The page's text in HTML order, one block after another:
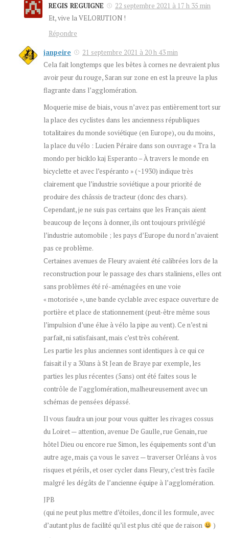
REGIS REGUIGNE
22 septembre 2021 à 17 h 35 min
Et, vive la VELORUTION !
Répondre
janpeire
21 septembre 2021 à 20 h 43 min
Cela fait longtemps que les bêtes à cornes ne devraient plus
avoir peur du rouge, Saran sur zone en est la preuve la plus
flagrante dans l’agglomération.
Moquerie mise de biais, vous n’avez pas entièrement tort sur
la place des cyclistes dans les ancienness républiques
totalitaires du monde soviétique (en Europe), ou du moins,
la place du vélo : Lucien Péraire dans son ouvrage « Tra la
mondo per biciklo kaj Esperanto – À travers le monde en
bicyclette et avec l’espéranto » (~1930) indique très
clairement que l’industrie soviétique a pour priorité de
produire des châssis de tracteur (donc des chars).
Cependant, je ne suis pas certains que les Français aient
beaucoup de leçons à donner, ils ont toujours privilégié
l’industrie automobile ; les pays d’Europe du nord n’avaient
pas ce problème.
Certaines avenues de Fleury avaient été calibrées lors de la
reconstruction pour le passage des chars staliniens, elles ont
sans problèmes été ré-aménagées en une voie
« motorisée », une bande cyclable avec espace ouverture de
portière et place de stationnement (peut-être même sous
l’impulsion d’une élue à vélo la pipe au vent). Ce n’est ni
parfait, ni satisfaisant, mais c’est très cohérent.
Les partie les plus anciennes sont identiques à ce qui ce
faisait il y a 30ans à St Jean de Braye par exemple, les
parties les plus récentes (5ans) ont été faites sous le
contrôle de l’agglomération, malheureusement avec un
schémas de pensées dépassé.
Il vous faudra un jour pour vous quitter les rivages cossus
du Loiret — attention, avenue De Gaulle, rue Genain, rue
hôtel Dieu ou encore rue Simon, les équipements sont d’un
autre age, mais ça vous le savez — traverser Orléans à vos
risques et périls, et oser cycler dans Fleury, c’est très facile
malgré les dégâts de l’ancienne équipe à l’agglomération.
JPB
(qui ne peut plus mettre d’étoiles, donc il les formule, avec
d’autant plus de facilité qu’il est plus cité que de raison
)